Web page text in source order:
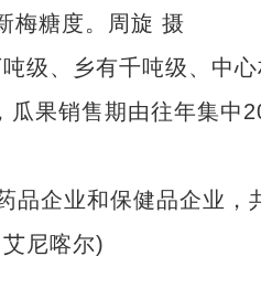
梅糖度。周旋 摄
、乡有千吨级、中心
瓜果销售期由往年集中
企业和保健品企业，
尼喀尔)